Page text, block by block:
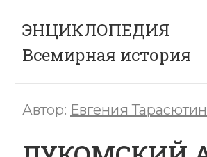
ЭНЦИКЛОПЕДИЯ
Всемирная история
Автор: Евгения